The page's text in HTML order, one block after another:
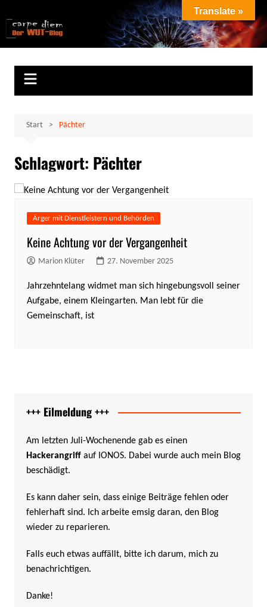
Inhalt
springen
Marion Klüter
carpe diem
Start Pächter
Schlagwort: Pächter
Ärger mit Dienstleistern und Behörden
Keine Achtung vor der Vergangenheit
Marion Klüter 27. November 2025
Jahrzehntelang widmet man sich hingebungsvoll seiner
Aufgabe, einem Kleingarten. Man lebt für die
Gemeinschaft, ist
+++ Eilmeldung +++
Am letzten Juli-Wochenende gab es einen
Hackerangriffauf IONOS. Dabei wurde auch mein Blog
beschädigt.
Es kann daher sein, dass einige Beiträge fehlen oder
fehlerhaft sind. Ich arbeite emsig daran, den Blog
wieder zu reparieren.
Falls euch etwas auffällt, bitte ich darum, mich zu
benachrichtigen.
Danke!
Translate »